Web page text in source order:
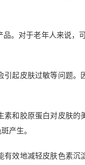
。对于老年人来说，
起皮肤过敏等问题。
和胶原蛋白对皮肤的
产生。
效地减轻皮肤色素沉